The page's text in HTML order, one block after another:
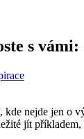
s vámi:
kde nejde jen o
jít